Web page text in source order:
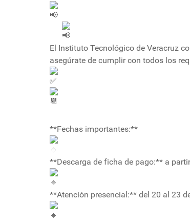
El Instituto Tecnológico de Veracruz
asegúrate de cumplir con todos los
**Fechas importantes:**
**Descarga de ficha de pago:** a
**Atención presencial:** del 20 al 23